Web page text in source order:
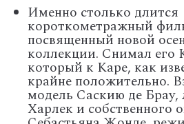
Именно столько длится
короткометражный
посвященный новой
коллекции. Снимал его
который к Каре, как
крайне положительно.
модель Саскию де
Харлек и собственного